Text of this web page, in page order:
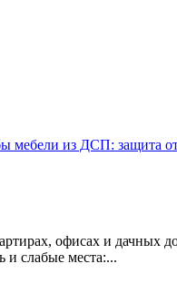
мебели из ДСП: защита
офисах и дачных
и слабые места:...